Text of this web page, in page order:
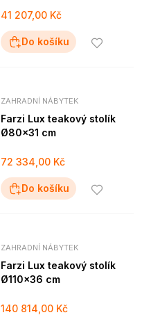
41 207,00 Kč
Do košíku
ZAHRADNÍ NÁBYTEK
Farzi Lux teakový stolík
Ø80x31 cm
72 334,00 Kč
Do košíku
ZAHRADNÍ NÁBYTEK
Farzi Lux teakový stolík
Ø110x36 cm
140 814,00 Kč